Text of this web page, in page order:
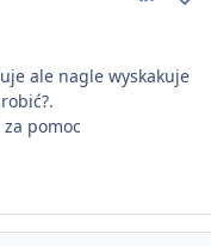
ale nagle wyskakuje
pomoc